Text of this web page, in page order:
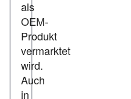
als
OEM-
Produkt
vermarktet
wird.
Auch
in